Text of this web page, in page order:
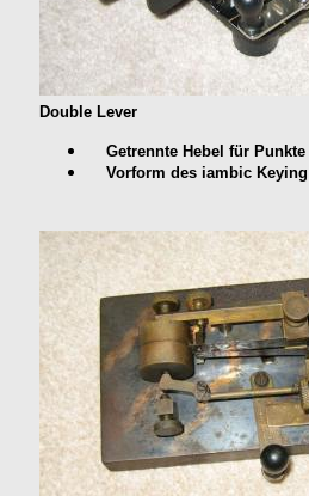
Double Lever
Getrennte Hebel für
Vorform des iambic Keying